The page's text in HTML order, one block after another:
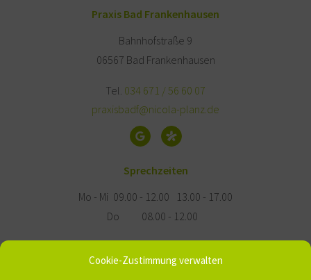
Cookie-Zustimmung verwalten
Praxis Bad Frankenhausen
Bahnhofstraße 9
06567 Bad Frankenhausen
Tel. 034 671 / 56 60 07
praxisbadf@nicola-planz.de
Sprechzeiten
Mo - Mi 09.00 - 12.00
13.00 - 17.00
Do
08.00 - 12.00